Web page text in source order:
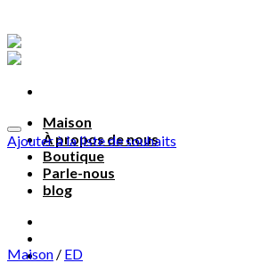
au
contenu
Maison
À propos de nous
Boutique
Parle-nous
blog
Ajouter à la liste de souhaits
Maison / ED